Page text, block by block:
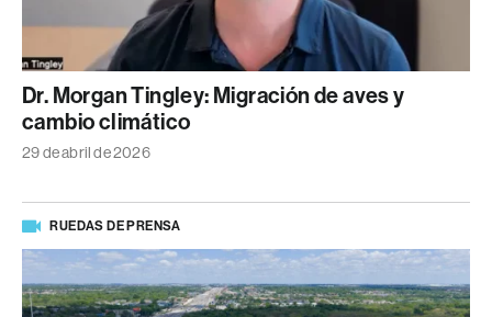
Dr. Morgan Tingley: Migración de aves y
cambio climático
29 de abril de 2026
RUEDAS DE PRENSA